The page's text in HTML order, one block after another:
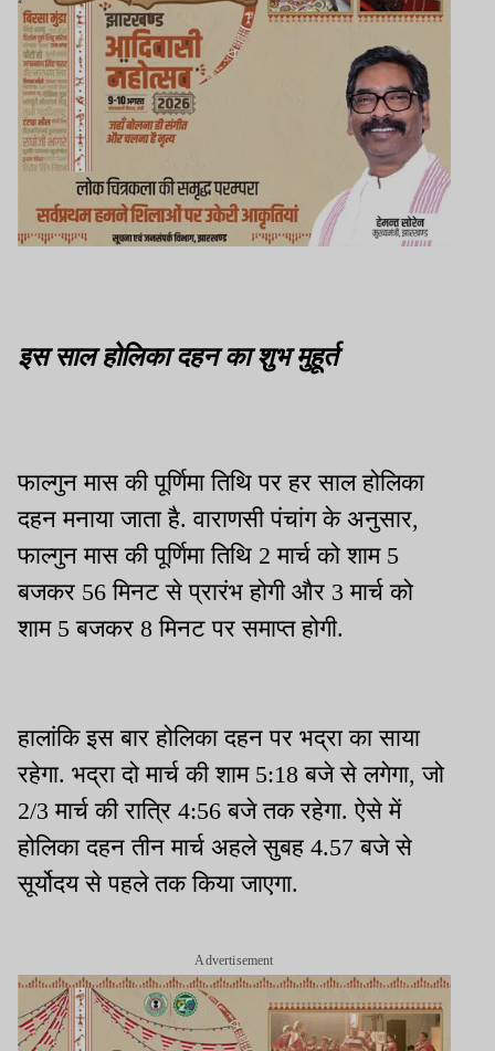
इस साल होलिका दहन का शुभ मुहूर्त
फाल्गुन मास की पूर्णिमा तिथि पर हर साल होलिका
दहन मनाया जाता है. वाराणसी पंचांग के अनुसार,
फाल्गुन मास की पूर्णिमा तिथि 2 मार्च को शाम 5
बजकर 56 मिनट से प्रारंभ होगी और 3 मार्च को
शाम 5 बजकर 8 मिनट पर समाप्त होगी.
हालांकि इस बार होलिका दहन पर भद्रा का साया
रहेगा. भद्रा दो मार्च की शाम 5:18 बजे से लगेगा, जो
2/3 मार्च की रात्रि 4:56 बजे तक रहेगा. ऐसे में
होलिका दहन तीन मार्च अहले सुबह 4.57 बजे से
सूर्योदय से पहले तक किया जाएगा.
Advertisement